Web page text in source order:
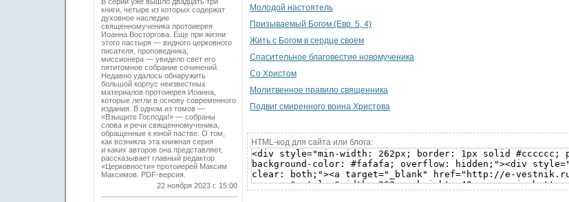
книги, четыре из которых содержат
духовное наследие
священномученика протоиерея
Иоанна Востор­гова. Еще при жизни
этого пастыря — видного церковного
писателя, проповедника,
миссионера — увидело свет его
пятитомное собрание сочинений.
Недавно удалось обнаружить
большой корпус неизвестных
материалов протоиерея Иоанна,
которые легли в основу современного
издания. В одном из томов —
«Взыщите Господа!» — собраны
cлова и речи священномученика,
обращенные к юной пастве. О том,
как возникла эта книжная серия
и каких авторов она представляет,
рассказывает главный редактор
«Церковности» протоиерей Максим
Максимов. PDF-версия.
22 ноября 2023 г. 15:00
Молодой настоятель
Призываемый Богом (Евр. 5, 4)
Жить с Богом в сердце своем
Спасительное благовестие новомученика
Со Христом
Молитвенное правило священника
Подвиг смиренного воина Христова
HTML-код для сайта или блога: